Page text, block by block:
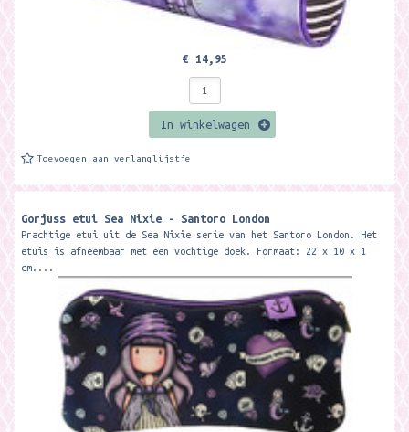
€ 14,95
In winkelwagen
Toevoegen aan verlanglijstje
Gorjuss etui Sea Nixie - Santoro London
Prachtige etui uit de Sea Nixie serie van het Santoro London. Het
etuis is afneembaar met een vochtige doek. Formaat: 22 x 10 x 1
cm....